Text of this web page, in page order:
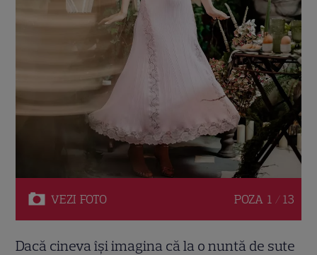
VEZI FOTO POZA 1 / 13
Dacă cineva își imagina că la o nuntă de sute